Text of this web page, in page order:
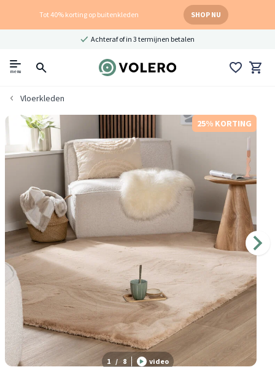
Tot 40% korting op buitenkleden SHOP NU
Achteraf of in 3 termijnen betalen
menu
Vloerkleden
25% KORTING
1 / 8 video